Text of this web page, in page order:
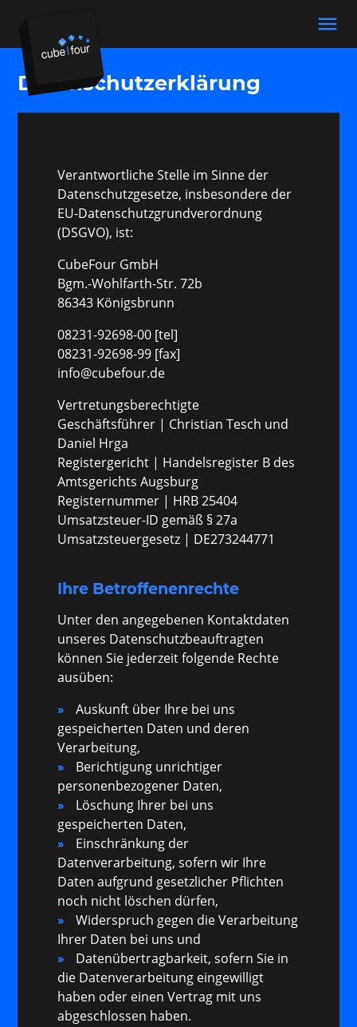
menu
Datenschutzerklärung
Verantwortliche Stelle im Sinne der
Datenschutzgesetze, insbesondere der
EU-Datenschutzgrundverordnung
(DSGVO), ist:
CubeFour GmbH
Bgm.-Wohlfarth-Str. 72b
86343 Königsbrunn
08231-92698-00 [tel]
08231-92698-99 [fax]
info@cubefour.de
Vertretungsberechtigte
Geschäftsführer | Christian Tesch und
Daniel Hrga
Registergericht | Handelsregister B des
Amtsgerichts Augsburg
Registernummer | HRB 25404
Umsatzsteuer-ID gemäß § 27a
Umsatzsteuergesetz | DE273244771
Ihre Betroffenenrechte
Unter den angegebenen Kontaktdaten
unseres Datenschutzbeauftragten
können Sie jederzeit folgende Rechte
ausüben:
Auskunft über Ihre bei uns
gespeicherten Daten und deren
Verarbeitung,
Berichtigung unrichtiger
personenbezogener Daten,
Löschung Ihrer bei uns
gespeicherten Daten,
Einschränkung der
Datenverarbeitung, sofern wir Ihre
Daten aufgrund gesetzlicher Pflichten
noch nicht löschen dürfen,
Widerspruch gegen die Verarbeitung
Ihrer Daten bei uns und
Datenübertragbarkeit, sofern Sie in
die Datenverarbeitung eingewilligt
haben oder einen Vertrag mit uns
abgeschlossen haben.